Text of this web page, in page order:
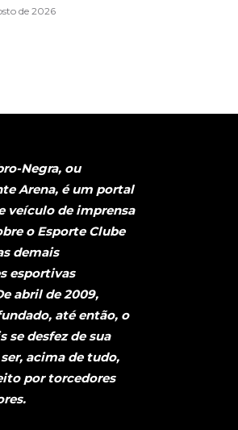
de 2026
Negra, ou
Arena, é um portal
veículo de imprensa
o Esporte Clube
demais
esportivas
abril de 2009,
até então, o
se desfez de sua
acima de tudo,
por torcedores